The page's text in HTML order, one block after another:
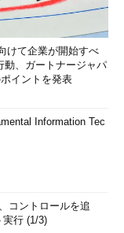
けて企業が開始すべ
動、ガートナージャパ
イントを発表
Information Tec
コントロールを追
実行 (1/3)